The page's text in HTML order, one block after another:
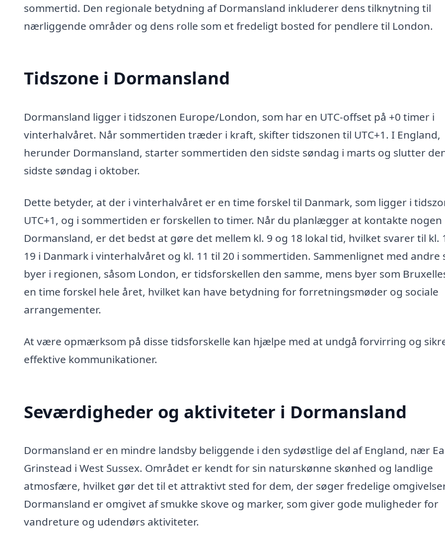
sommertid. Den regionale betydning af Dormansland inkluderer dens tilknytning til
nærliggende områder og dens rolle som et fredeligt bosted for pendlere til London.
Tidszone i Dormansland
Dormansland ligger i tidszonen Europe/London, som har en UTC-offset på +0 timer i
vinterhalvåret. Når sommertiden træder i kraft, skifter tidszonen til UTC+1. I England,
herunder Dormansland, starter sommertiden den sidste søndag i marts og slutter
sidste søndag i oktober.
Dette betyder, at der i vinterhalvåret er en time forskel til Danmark, som ligger i
UTC+1, og i sommertiden er forskellen to timer. Når du planlægger at kontakte nogen
Dormansland, er det bedst at gøre det mellem kl. 9 og 18 lokal tid, hvilket svarer til kl.
19 i Danmark i vinterhalvåret og kl. 11 til 20 i sommertiden. Sammenlignet med andre
byer i regionen, såsom London, er tidsforskellen den samme, mens byer som
en time forskel hele året, hvilket kan have betydning for forretningsmøder og sociale
arrangementer.
At være opmærksom på disse tidsforskelle kan hjælpe med at undgå forvirring og
effektive kommunikationer.
Seværdigheder og aktiviteter i Dormansland
Dormansland er en mindre landsby beliggende i den sydøstlige del af England, nær
Grinstead i West Sussex. Området er kendt for sin naturskønne skønhed og landlige
atmosfære, hvilket gør det til et attraktivt sted for dem, der søger fredelige
Dormansland er omgivet af smukke skove og marker, som giver gode muligheder for
vandreture og udendørs aktiviteter.